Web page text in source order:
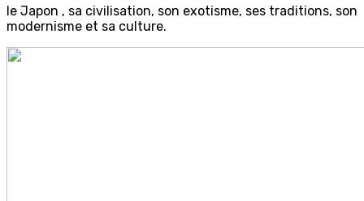
le Japon , sa civilisation, son exotisme, ses traditions, son
modernisme et sa culture.